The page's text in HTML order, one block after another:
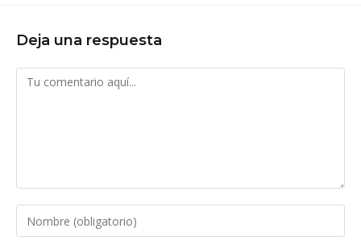
Deja una respuesta
Comentario
Introduce
tu